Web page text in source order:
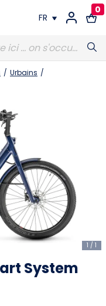
FR
FR
DE
0
/ Urbains /
1 / 1
System